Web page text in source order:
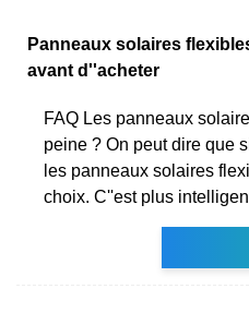
Panneaux solaires
avant d''acheter
FAQ Les panneaux
peine ? On peut dire que
les panneaux solaires
choix. C''est plus